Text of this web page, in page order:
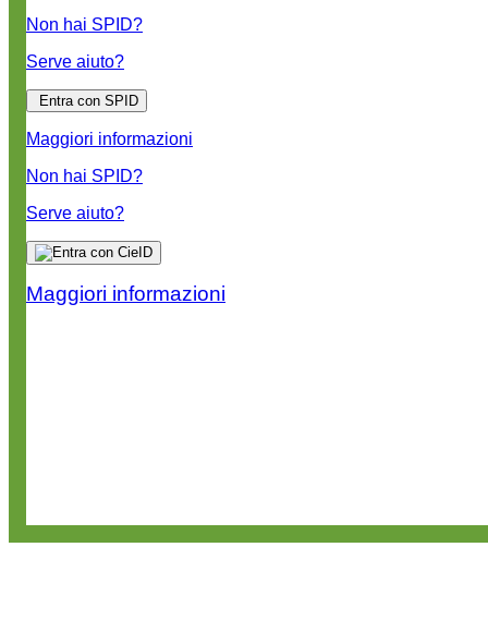
Non hai SPID?
Serve aiuto?
Entra con SPID
Maggiori informazioni
Non hai SPID?
Serve aiuto?
Maggiori informazioni